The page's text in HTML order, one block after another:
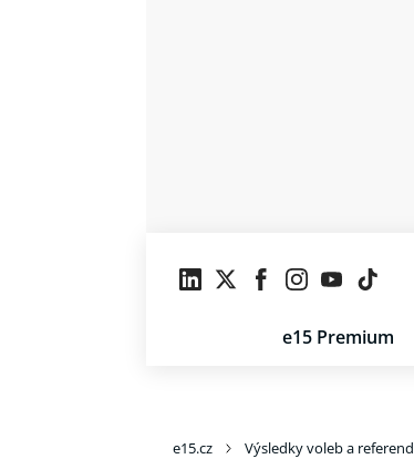
e15 Premium
e15.cz Výsledky voleb a referend